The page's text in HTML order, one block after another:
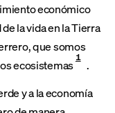
económico
la vida en la Tierra
que somos
ecosistemas
1
.
y a la economía